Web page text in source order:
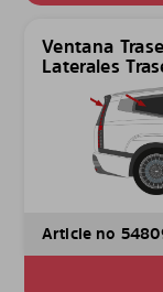
Ventana
Laterales
Article no